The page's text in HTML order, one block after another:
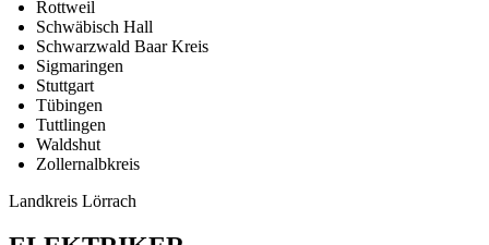
Rottweil
Schwäbisch Hall
Schwarzwald Baar Kreis
Sigmaringen
Stuttgart
Tübingen
Tuttlingen
Waldshut
Zollernalbkreis
Landkreis Lörrach